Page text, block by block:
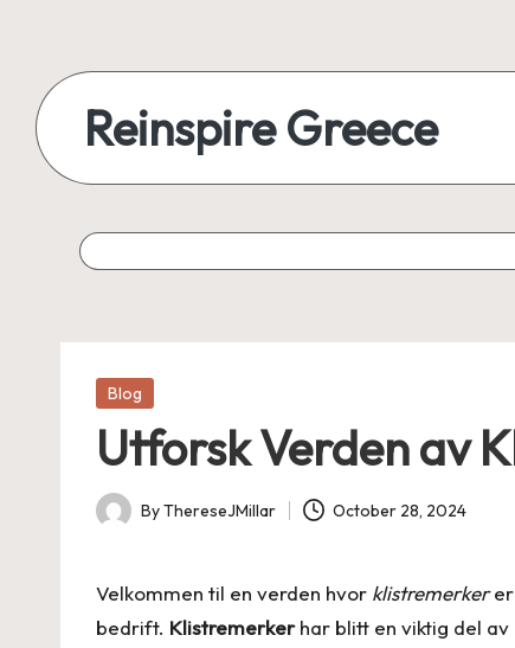
Reinspire Greece
Posted
Blog
Utforsk Verden av
Posted
ByThereseJMillar October 28, 2024
Velkommen til en verden hvor klistremerkerer
bedrift. Klistremerkerhar blitt en viktig del